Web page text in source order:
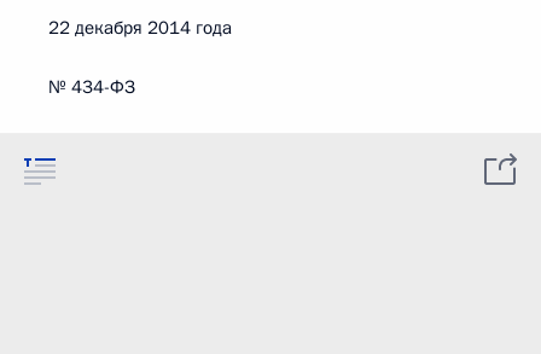
22 декабря 2014 года
№ 434-ФЗ